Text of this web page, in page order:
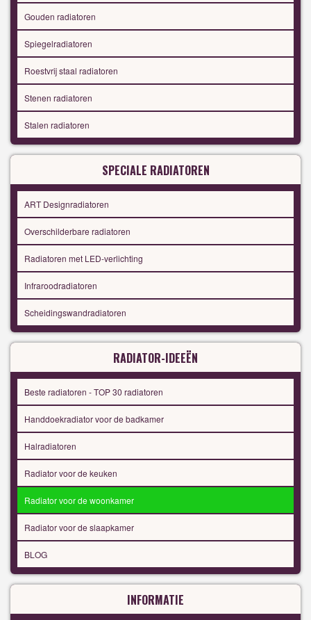
Gouden radiatoren
Spiegelradiatoren
Roestvrij staal radiatoren
Stenen radiatoren
Stalen radiatoren
SPECIALE RADIATOREN
ART Designradiatoren
Overschilderbare radiatoren
Radiatoren met LED-verlichting
Infraroodradiatoren
Scheidingswandradiatoren
RADIATOR-IDEEËN
Beste radiatoren - TOP 30 radiatoren
Handdoekradiator voor de badkamer
Halradiatoren
Radiator voor de keuken
Radiator voor de woonkamer
Radiator voor de slaapkamer
BLOG
INFORMATIE